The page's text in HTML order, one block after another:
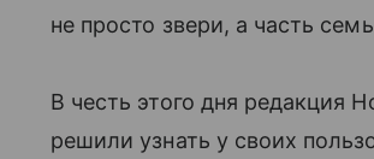
не просто звери, а часть
В честь этого дня редакция
решили узнать у своих